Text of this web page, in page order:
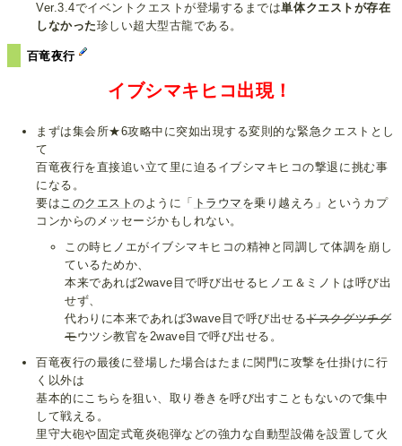
Ver.3.4でイベントクエストが登場するまでは単体クエストが存在
しなかった珍しい超大型古龍である。
百竜夜行
イブシマキヒコ出現！
まずは集会所★6攻略中に突如出現する変則的な緊急クエストとし
て
百竜夜行を直接追い立て里に迫るイブシマキヒコの撃退に挑む事
になる。
要は このクエストのように「 トラウマ を乗り越えろ」というカプ
コンからのメッセージかもしれない。
この時ヒノエがイブシマキヒコの精神と同調して体調を崩し
ているためか、
本来であれば2wave目で呼び出せるヒノエ＆ミノトは呼び出
せず、
代わりに本来であれば3wave目で呼び出せるドスクグツチグ
モウツシ教官を2wave目で呼び出せる。
百竜夜行の最後に登場した場合はたまに関門に攻撃を仕掛けに行
く以外は
基本的にこちらを狙い、取り巻きを呼び出すこともないので集中
して戦える。
里守大砲や固定式竜炎砲弾などの強力な自動型設備を設置して火